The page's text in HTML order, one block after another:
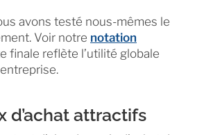
avons testé nous-mêmes le
Voir notre notation
finale reflète l’utilité globale
d’achat attractifs